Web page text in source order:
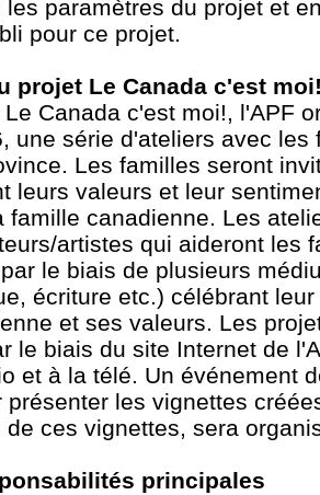
les paramètres du projet et
pour ce projet.
projet Le Canada c'est
Canada c'est moi!, l'APF
une série d'ateliers avec les
Les familles seront
leurs valeurs et leur
famille canadienne. Les
artistes qui aideront les
le biais de plusieurs
écriture etc.) célébrant
et ses valeurs. Les
le biais du site Internet de
et à la télé. Un événement
présenter les vignettes
de ces vignettes, sera
principales